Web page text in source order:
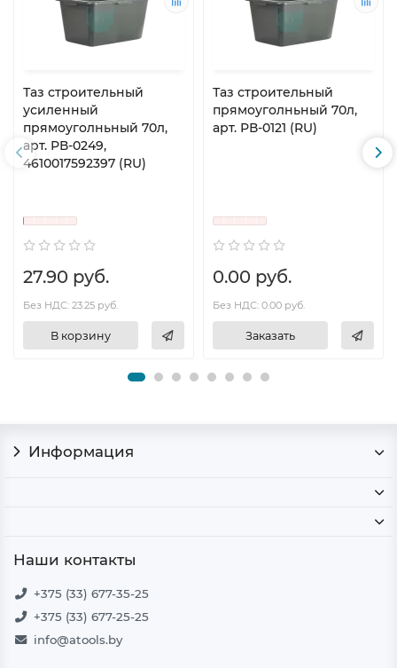
Таз строительный
усиленный
прямоуголньный 70л,
арт. РВ-0249,
4610017592397 (RU)
27.90 руб.
Без НДС: 23.25 руб.
В корзину
Таз строительный
прямоуголньный 70л,
арт. РВ-0121 (RU)
0.00 руб.
Без НДС: 0.00 руб.
Заказать
Информация
Наши контакты
+375 (33) 677-35-25
+375 (33) 677-25-25
info@atools.by